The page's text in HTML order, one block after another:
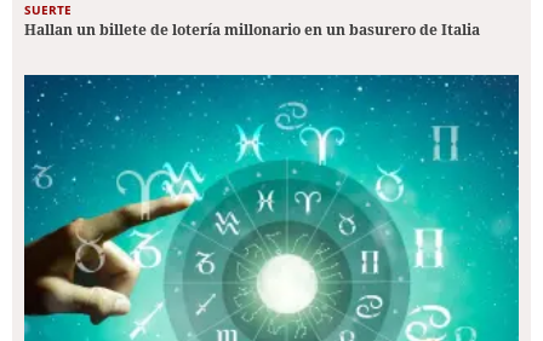
SUERTE
Hallan un billete de lotería millonario en un basurero de Italia